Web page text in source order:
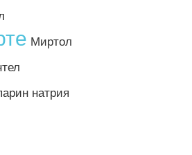
Миртол
натрия